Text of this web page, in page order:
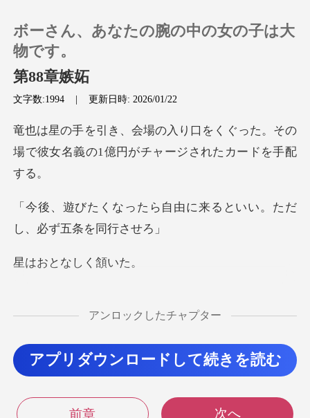
チャージ
ログアウトします
検索
ボーさん、あなたの腕の中の女の子は大
物です。
第88章嫉妬
文字数:1994 |更新日時: 2026/01/22
くぐった。その
場で彼女名義の1億円
自由に来るといい。ただ
し
となし
促した。 「今日は人
。馬を選べると聞いて、そ
アンロックしたチャプター
アプリダウンロードして続きを読む
前章 次へ